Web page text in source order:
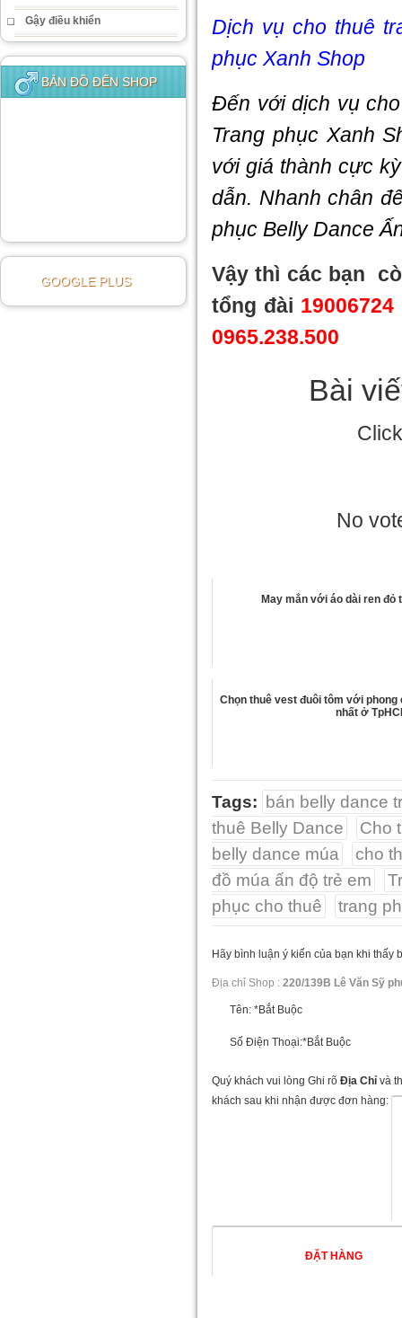
Gậy điều khiển
BẢN ĐỒ ĐẾN SHOP
GOOGLE PLUS
Dịch vụ cho thuê
phục Xanh Shop
Đến với dịch vụ
Trang phục Xanh
với giá thành cực
dẫn. Nhanh chân
phục Belly Dance
Vậy thì các bạn
tổng đài
0965.238.500
Bài
No
May mắn với áo dài ren đỏ
Chọn thuê vest đuôi tôm với phong
nhất ở
Tags:
bán belly dance
thuê Belly Dance
Cho
belly dance múa
cho
đồ múa ấn độ trẻ em
phục cho thuê
trang
Hãy bình luận ý kiến của bạn khi thấy
Địa chỉ Shop : 220/139B Lê Văn Sỹ
Tên: *Bắt Buộc
Số Điện Thoại:*Bắt Buộc
Quý khách vui lòng Ghi rõ Địa Chỉ và
khách sau khi nhận được đơn hàng: